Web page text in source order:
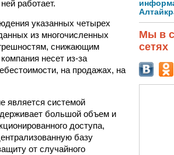
работает.
указанных четырех
из многочисленных
снижающим
несет из-за
на продажах, на
является системой
большой объем и
доступа,
базу
от случайного
Мы в
сетях